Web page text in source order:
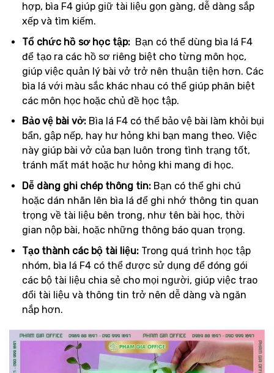
hợp, bìa F4 giúp giữ tài liệu gọn gàng, dễ dàng sắp
xếp và tìm kiếm.
Tổ chức hồ sơ học tập: Bạn có thể dùng bìa lá F4
để tạo ra các hồ sơ riêng biệt cho từng môn học,
giúp việc quản lý bài vở trở nên thuận tiện hơn. Các
bìa lá với màu sắc khác nhau có thể giúp phân biệt
các môn học hoặc chủ đề học tập.
Bảo vệ bài vở: Bìa lá F4 có thể bảo vệ bài làm khỏi bụi
bẩn, gập nếp, hay hư hỏng khi bạn mang theo. Việc
này giúp bài vở của bạn luôn trong tình trạng tốt,
tránh mất mát hoặc hư hỏng khi mang đi học.
Dễ dàng ghi chép thông tin: Bạn có thể ghi chú
hoặc dán nhãn lên bìa lá để ghi nhớ thông tin quan
trọng về tài liệu bên trong, như tên bài học, thời
gian nộp bài, hoặc những thông báo quan trọng.
Tạo thành các bộ tài liệu: Trong quá trình học tập
nhóm, bìa lá F4 có thể được sử dụng để đóng gói
các bộ tài liệu chia sẻ cho mọi người, giúp việc trao
đổi tài liệu và thông tin trở nên dễ dàng và ngăn
nắp hơn.